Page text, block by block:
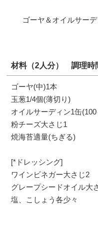
ゴーヤ＆オイルサー
材料（2人分） 調理時
ゴーヤ(中)1本
玉葱1/4個(薄切り)
オイルサーディン1缶
粉チーズ大さじ1
焼海苔適量(ちぎる)
[*ドレッシング]
ワインビネガー大さじ2
グレープシードオイル大
塩、こしょう各少々